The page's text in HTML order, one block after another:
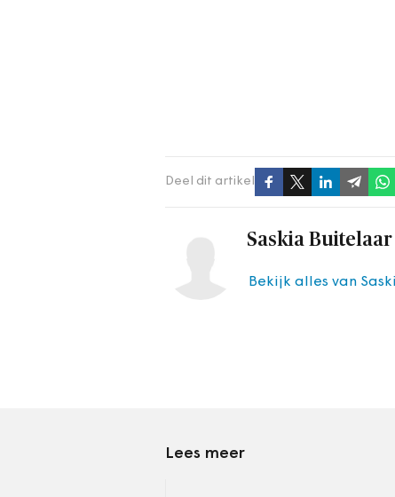
Deel dit artikel
Saskia Buitelaar
Bekijk alles van
Lees meer